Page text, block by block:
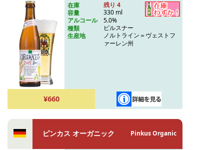
在庫
残り 4
容量
330 ml
アルコール
5.0%
種類
ピルスナー
生産地
ノルトライン＝ヴェストフ
ァーレン州
¥660
ピンカス オーガニック Pinkus Organic